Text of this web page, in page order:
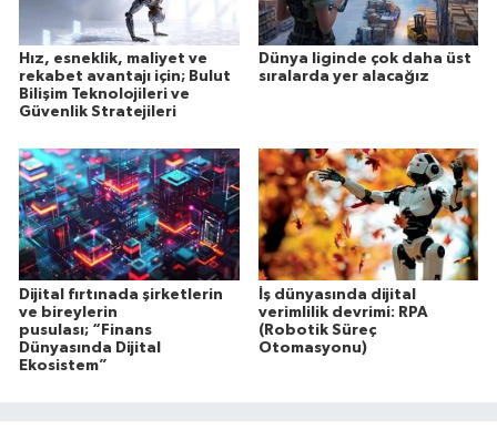
Hız, esneklik, maliyet ve
rekabet avantajı için; Bulut
Bilişim Teknolojileri ve
Güvenlik Stratejileri
Dünya liginde çok daha üst
sıralarda yer alacağız
Dijital fırtınada şirketlerin
ve bireylerin
pusulası; “Finans
Dünyasında Dijital
Ekosistem”
İş dünyasında dijital
verimlilik devrimi: RPA
(Robotik Süreç
Otomasyonu)